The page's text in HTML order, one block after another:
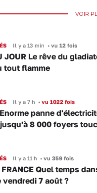
VOIR
Il y a 13 min •vu 12 fois
JOUR Le rêve du
tout flamme
Il y a 7 h •vu 1022 fois
panne
8 000 foyers
Il y a 11 h •vu 359 fois
FRANCE Quel temps
vendredi 7 août ?